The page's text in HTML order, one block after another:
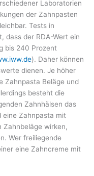
Laboratorien
der Zahnpasten
Tests in
dass der RDA-Wert ein
bis 240 Prozent
). Daher können
dienen. Je höher
Zahnpasta Beläge und
besteht die
Zahnhälsen das
eine Zahnpasta mit
Zahnbeläge wirken,
Wer freiliegende
eine Zahncreme mit